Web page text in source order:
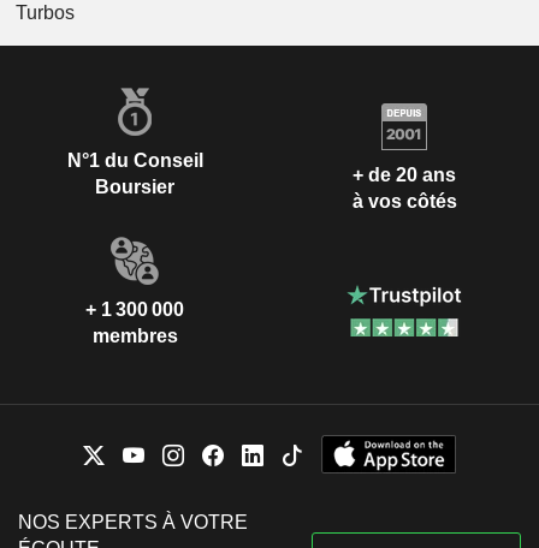
Turbos
N°1 du Conseil
Boursier
+ de 20 ans
à vos côtés
+ 1 300 000
membres
NOS EXPERTS À VOTRE